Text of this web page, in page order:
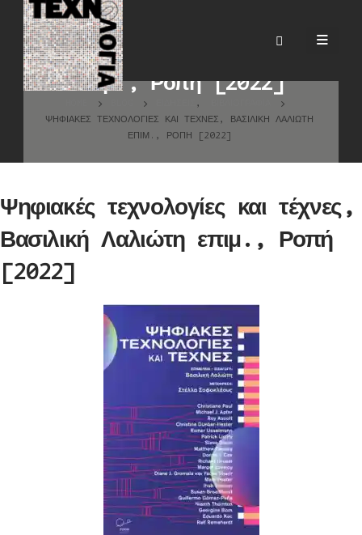
Ψηφιακές τεχνολογίες και
τέχνες, Βασιλική Λαλιώτη
επιμ., Ροπή [2022]
,
ΨΗΦΙΑΚΈΣ ΤΕΧΝΟΛΟΓΊΕΣ ΚΑΙ ΤΈΧΝΕΣ, ΒΑΣΙΛΙΚΉ ΛΑΛΙΏΤΗ
ΕΠΙΜ., ΡΟΠΉ [2022]
Ψηφιακές τεχνολογίες και τέχνες,
Βασιλική Λαλιώτη επιμ., Ροπή
[2022]